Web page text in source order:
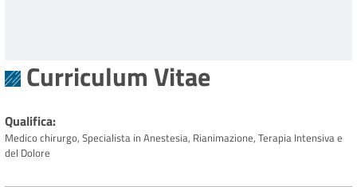
Curriculum Vitae
Qualifica
Medico chirurgo, Specialista in Anestesia, Rianimazione, Terapia Intensiva e
del Dolore